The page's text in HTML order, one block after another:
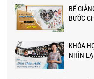
BẾ
BƯỚC
KHÓA
NHÌN LẠI